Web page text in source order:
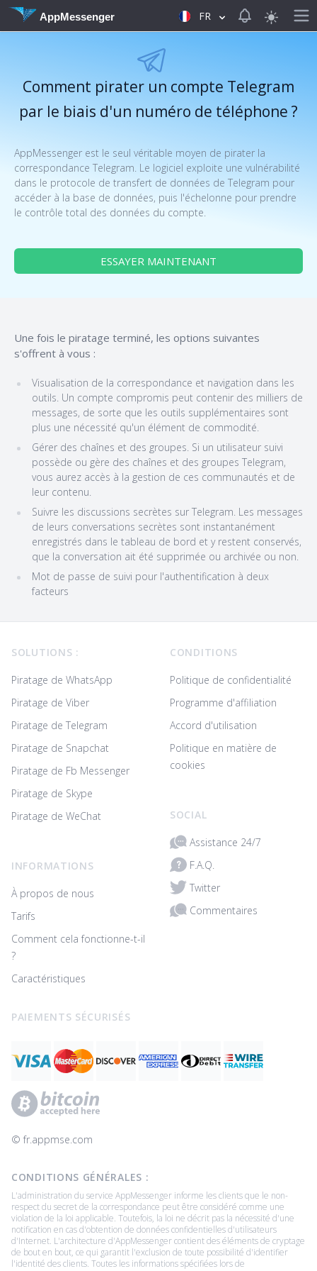
AppMessenger FR View
Comment pirater un compte Telegram
par le biais d'un numéro de téléphone ?
AppMessenger est le seul véritable moyen de pirater la
correspondance Telegram. Le logiciel exploite une vulnérabilité
dans le protocole de transfert de données de Telegram pour
accéder à la base de données, puis l'échelonne pour prendre
le contrôle total des données du compte.
ESSAYER MAINTENANT
Une fois le piratage terminé, les options suivantes
s'offrent à vous :
Visualisation de la correspondance et navigation dans les
outils. Un compte compromis peut contenir des milliers de
messages, de sorte que les outils supplémentaires sont
plus une nécessité qu'un élément de commodité.
Gérer des chaînes et des groupes. Si un utilisateur suivi
possède ou gère des chaînes et des groupes Telegram,
vous aurez accès à la gestion de ces communautés et de
leur contenu.
Suivre les discussions secrètes sur Telegram. Les messages
de leurs conversations secrètes sont instantanément
enregistrés dans le tableau de bord et y restent conservés,
que la conversation ait été supprimée ou archivée ou non.
Mot de passe de suivi pour l'authentification à deux
facteurs
SOLUTIONS :
Piratage de WhatsApp
Piratage de Viber
Piratage de Telegram
Piratage de Snapchat
Piratage de Fb Messenger
Piratage de Skype
Piratage de WeChat
INFORMATIONS
À propos de nous
Tarifs
Comment cela fonctionne-t-il
?
Caractéristiques
CONDITIONS
Politique de confidentialité
Programme d'affiliation
Accord d'utilisation
Politique en matière de
cookies
SOCIAL
Assistance 24/7
F.A.Q.
Twitter
Commentaires
PAIEMENTS SÉCURISÉS
© ‌fr.appmse.com
CONDITIONS GÉNÉRALES :
L'administration du service AppMessenger informe les clients que le non-
respect du secret de la correspondance peut être considéré comme une
violation de la loi applicable. Toutefois, la loi ne décrit pas la nécessité d'une
notification en cas d'obtention de données confidentielles d'utilisateurs
d'Internet. L'architecture d'AppMessenger contient des éléments de cryptage
de bout en bout, ce qui garantit l'exclusion de toute possibilité d'identifier
l'identité des clients. Toutes les informations spécifiées lors de